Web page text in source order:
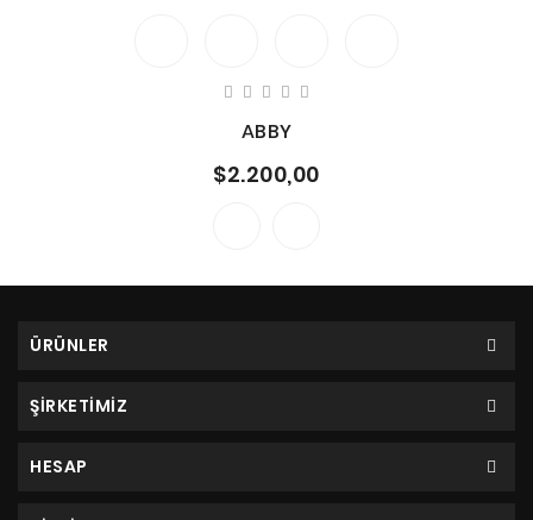
ABBY
$2.200,00
ÜRÜNLER
ŞİRKETİMİZ
HESAP